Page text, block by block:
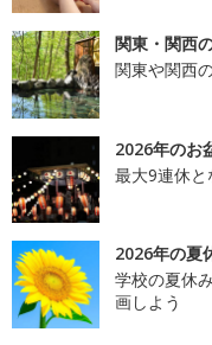
関東・関西
関東や関西
2026年のお
最大9連休と
2026年の夏
学校の夏休
画しよう